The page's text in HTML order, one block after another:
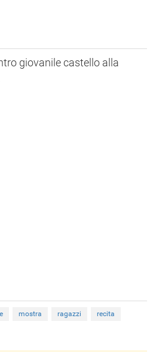
giovanile castello alla
mostra ragazzi
recita